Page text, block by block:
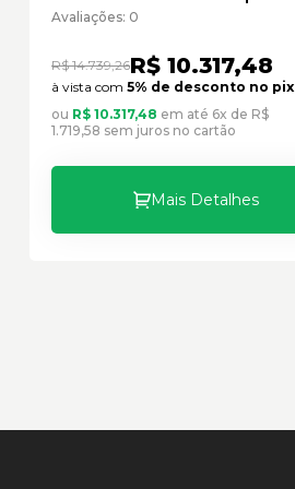
Cód:3752647 - Seminovo
Avaliações: 0
R$ 14.739,26R$ 10.317,48
à vista com 5% de desconto no pix
ou R$ 10.317,48 em até 6x de R$
1.719,58 sem juros no cartão
Mais Detalhes